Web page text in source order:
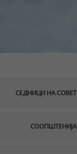
СЕДНИЦИ НА СОВЕТ
СООПШТЕНИЈА